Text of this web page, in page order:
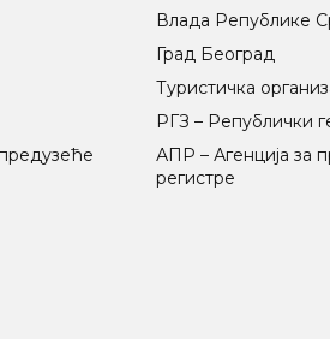
Влада Републике
Град Београд
Туристичка
РГЗ – Републички
АПР – Агенција за
регистре